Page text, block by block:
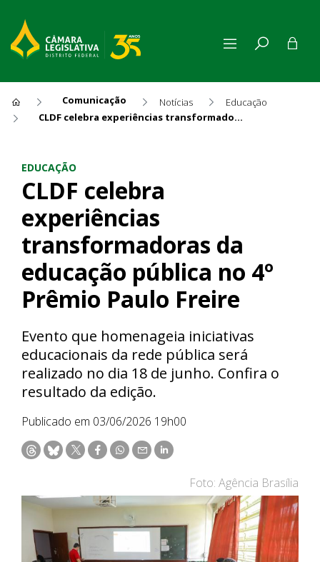
Comunicação Notícias
Educação
CLDF celebra experiências transformadoras da educação pública no 4º Prêmio Paulo Freire
EDUCAÇÃO
CLDF celebra
experiências
transformadoras da
educação pública no 4º
Prêmio Paulo Freire
Evento que homenageia iniciativas
educacionais da rede pública será
realizado no dia 18 de junho. Confira o
resultado da edição.
Publicado em 03/06/2026 19h00
Foto: Agência Brasília